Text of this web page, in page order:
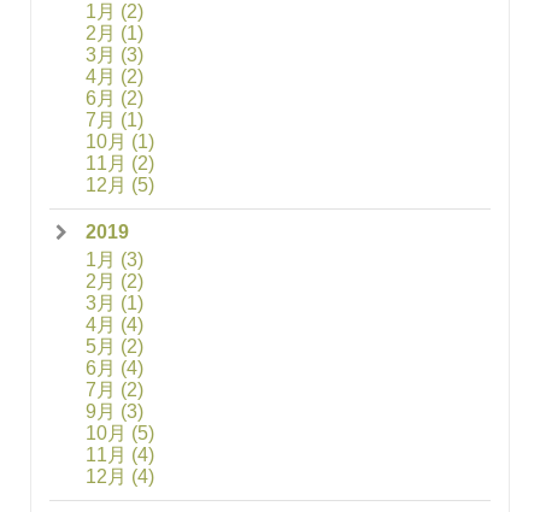
1月 (2)
2月 (1)
3月 (3)
4月 (2)
6月 (2)
7月 (1)
10月 (1)
11月 (2)
12月 (5)
2019
1月 (3)
2月 (2)
3月 (1)
4月 (4)
5月 (2)
6月 (4)
7月 (2)
9月 (3)
10月 (5)
11月 (4)
12月 (4)